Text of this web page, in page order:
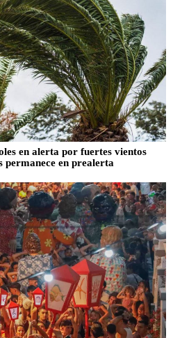
en alerta por fuertes vientos
permanece en prealerta